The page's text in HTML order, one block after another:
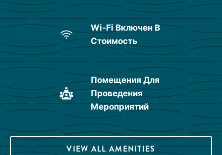
Wi-Fi Включен В
Стоимость
Помещения Для
Проведения
Мероприятий
VIEW ALL AMENITIES